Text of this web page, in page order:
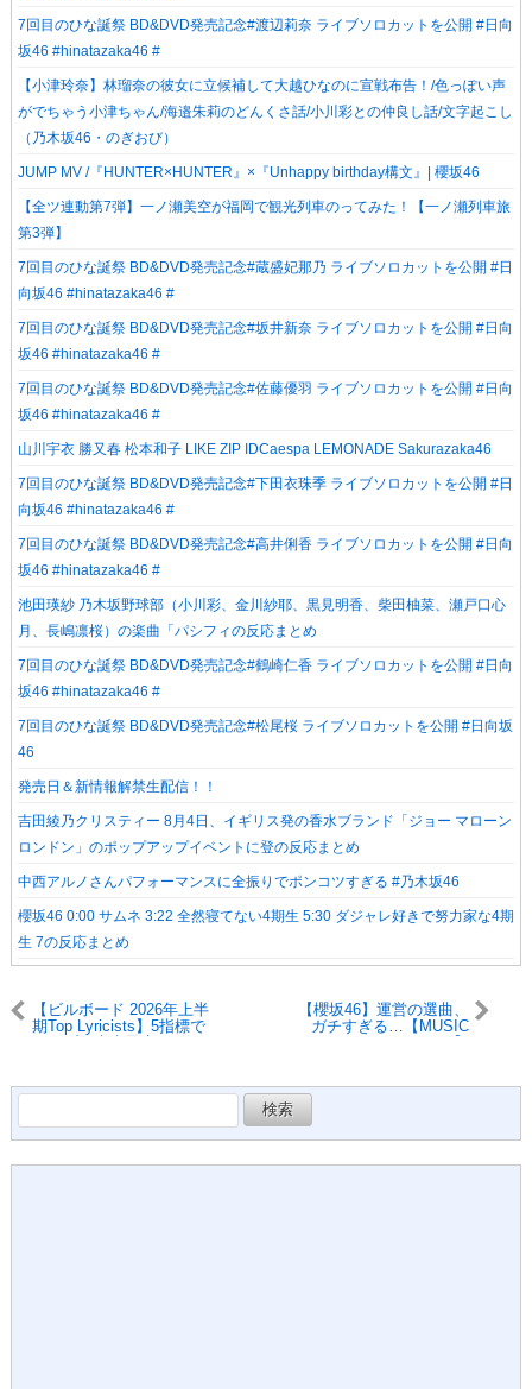
7回目のひな誕祭 BD&DVD発売記念#渡辺莉奈 ライブソロカットを公開 #日向
坂46 #hinatazaka46 #
【小津玲奈】林瑠奈の彼女に立候補して大越ひなのに宣戦布告！/色っぽい声
がでちゃう小津ちゃん/海邉朱莉のどんくさ話/小川彩との仲良し話/文字起こし
（乃木坂46・のぎおび）
JUMP MV /『HUNTER×HUNTER』×『Unhappy birthday構文』| 櫻坂46
【全ツ連動第7弾】一ノ瀬美空が福岡で観光列車のってみた！【一ノ瀬列車旅
第3弾】
7回目のひな誕祭 BD&DVD発売記念#蔵盛妃那乃 ライブソロカットを公開 #日
向坂46 #hinatazaka46 #
7回目のひな誕祭 BD&DVD発売記念#坂井新奈 ライブソロカットを公開 #日向
坂46 #hinatazaka46 #
7回目のひな誕祭 BD&DVD発売記念#佐藤優羽 ライブソロカットを公開 #日向
坂46 #hinatazaka46 #
山川宇衣 勝又春 松本和子 LIKE ZIP IDCaespa LEMONADE Sakurazaka46
7回目のひな誕祭 BD&DVD発売記念#下田衣珠季 ライブソロカットを公開 #日
向坂46 #hinatazaka46 #
7回目のひな誕祭 BD&DVD発売記念#高井俐香 ライブソロカットを公開 #日向
坂46 #hinatazaka46 #
池田瑛紗 乃木坂野球部（小川彩、金川紗耶、黒見明香、柴田柚菜、瀬戸口心
月、長嶋凛桜）の楽曲「パシフィの反応まとめ
7回目のひな誕祭 BD&DVD発売記念#鶴崎仁香 ライブソロカットを公開 #日向
坂46 #hinatazaka46 #
7回目のひな誕祭 BD&DVD発売記念#松尾桜 ライブソロカットを公開 #日向坂
46
発売日＆新情報解禁生配信！！
吉田綾乃クリスティー 8月4日、イギリス発の香水ブランド「ジョー マローン
ロンドン」のポップアップイベントに登の反応まとめ
中西アルノさんパフォーマンスに全振りでポンコツすぎる #乃木坂46
櫻坂46 0:00 サムネ 3:22 全然寝てない4期生 5:30 ダジャレ好きで努力家な4期
生 7の反応まとめ
【ビルボード 2026年上半
期Top Lyricists】5指標で
トップの大森元貴が1位
【櫻坂46】運営の選曲、
ガチすぎる…【MUSIC
AWARDS JAPAN 2026】
索: